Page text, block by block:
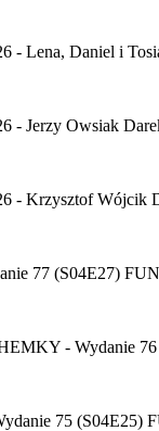
- Lena, Daniel i
- Jerzy Owsiak
- Krzysztof Wójcik
77 (S04E27)
- Wydanie 76
75 (S04E25)